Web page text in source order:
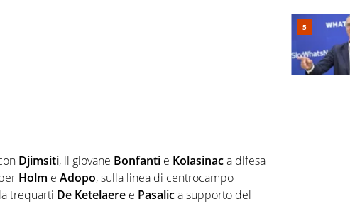
Djimsiti, il giovane Bonfanti e Kolasinaca difesa
Holm e Adopo, sulla linea di centrocampo
trequarti De Ketelaere e Pasalica supporto del